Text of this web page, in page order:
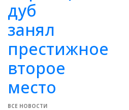
дуб
занял
престижное
второе
место
ВСЕ НОВОСТИ